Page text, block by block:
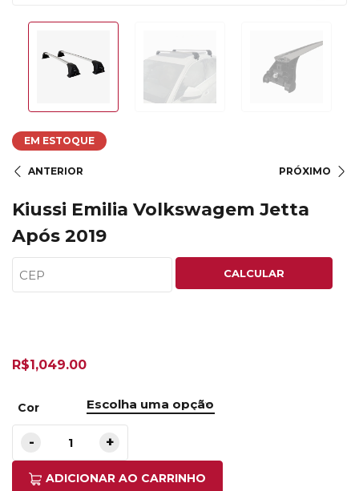
EM ESTOQUE
ANTERIOR PRÓXIMO
Kiussi Emilia Volkswagem Jetta
Após 2019
CALCULAR
R$1,049.00
Cor
ADICIONAR AO CARRINHO